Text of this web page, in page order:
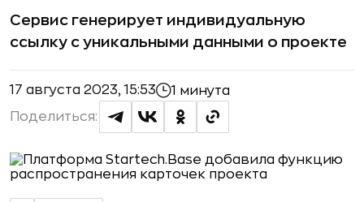
Сервис генерирует индивидуальную
ссылку с уникальными данными о проекте
17 августа 2023, 15:53 1 минута
Поделиться: